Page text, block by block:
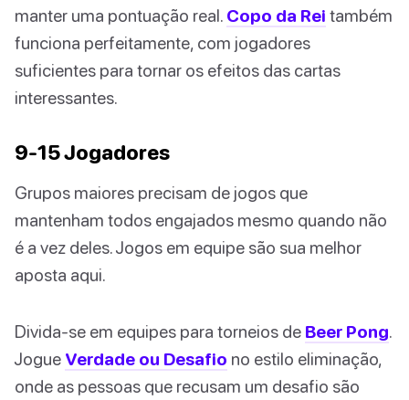
manter uma pontuação real. Copo da Rei também
funciona perfeitamente, com jogadores
suficientes para tornar os efeitos das cartas
interessantes.
9-15 Jogadores
Grupos maiores precisam de jogos que
mantenham todos engajados mesmo quando não
é a vez deles. Jogos em equipe são sua melhor
aposta aqui.
Divida-se em equipes para torneios de Beer Pong.
Jogue Verdade ou Desafio no estilo eliminação,
onde as pessoas que recusam um desafio são